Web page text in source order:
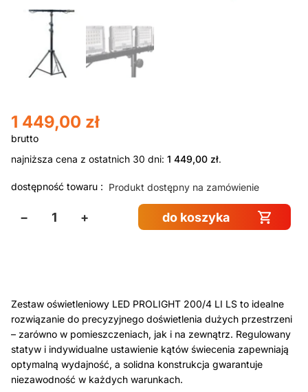
Zestaw oświetleniowy LED PROLIGHT 200/4 LI LS to idealne
rozwiązanie do precyzyjnego doświetlenia dużych przestrzeni
– zarówno w pomieszczeniach, jak i na zewnątrz. Regulowany
statyw i indywidualne ustawienie kątów świecenia zapewniają
optymalną wydajność, a solidna konstrukcja gwarantuje
niezawodność w każdych warunkach.
1 449,00 zł
najniższa cena z ostatnich 30 dni: 1 449,00 zł.
dostępność towaru : Produkt dostępny na zamówienie
− + do koszyka